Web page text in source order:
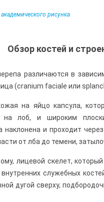
академического рисунка
Обзор костей и
различаются в
(cranium faciale или
на яйцо капсула,
на лоб, и широким
наклонена и проходит
от лба до темени,
лицевой скелет,
служебных
дугой сверху,